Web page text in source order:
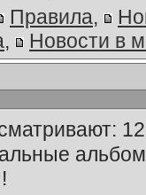
Правила,
, Новости в